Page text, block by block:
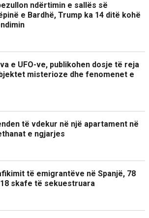
ndërtimin e sallës së
e Bardhë, Trump ka 14 ditë kohë
e UFO-ve, publikohen dosje të reja
misterioze dhe fenomenet e
të vdekur në një apartament në
e ngjarjes
të emigrantëve në Spanjë, 78
skafe të sekuestruara